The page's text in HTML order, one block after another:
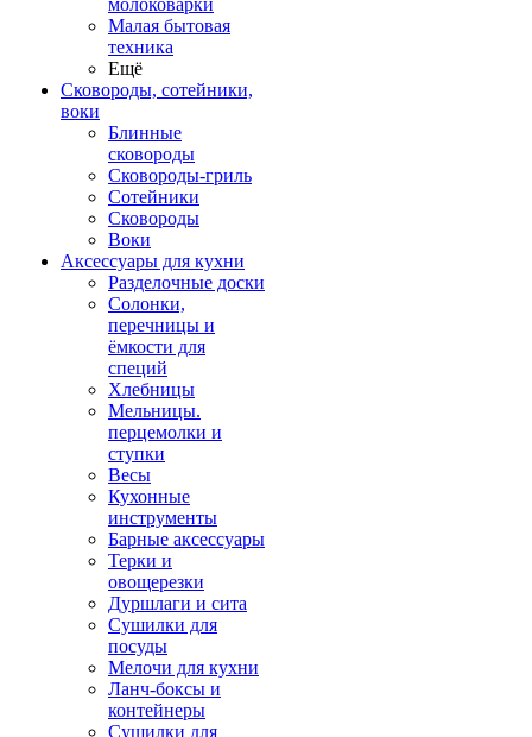
молоковарки
Малая бытовая
техника
Ещё
Сковороды, сотейники,
воки
Блинные
сковороды
Сковороды-гриль
Сотейники
Сковороды
Воки
Аксессуары для кухни
Разделочные доски
Солонки,
перечницы и
ёмкости для
специй
Хлебницы
Мельницы.
перцемолки и
ступки
Весы
Кухонные
инструменты
Барные аксессуары
Терки и
овощерезки
Дуршлаги и сита
Сушилки для
посуды
Мелочи для кухни
Ланч-боксы и
контейнеры
Сушилки для